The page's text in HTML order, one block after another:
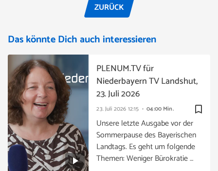
ZURÜCK
Das könnte Dich auch interessieren
bookmark_border
23. Juli 2026 12:15 04:00 Min.
PLENUM.TV für
Niederbayern TV Landshut,
23. Juli 2026
Unsere letzte Ausgabe vor der
Sommerpause des Bayerischen
Landtags. Es geht um folgende
Themen: Weniger Bürokratie …